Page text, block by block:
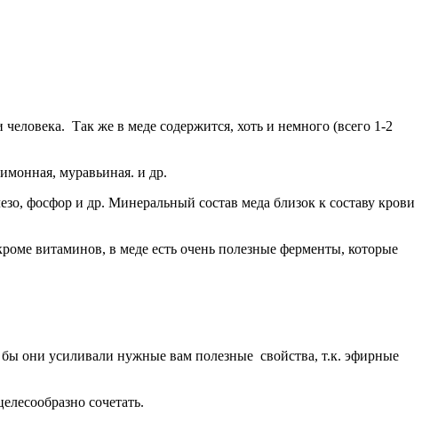
Так же в меде содержится, хоть и немного (всего 1-2
муравьиная. и др.
фосфор и др. Минеральный состав меда близок к составу крови
витаминов, в меде есть очень полезные ферменты, которые
они усиливали нужные вам полезные свойства, т.к. эфирные
сочетать.